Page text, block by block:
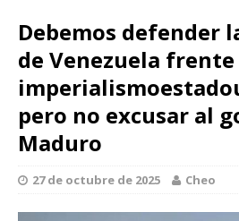
Debemos defender
de Venezuela frente
pero no excusar al
Maduro
27 de octubre de 2025 Cheo